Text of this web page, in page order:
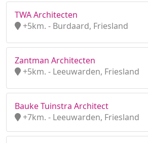
TWA Architecten
+5km. - Burdaard, Friesland
Zantman Architecten
+5km. - Leeuwarden, Friesland
Bauke Tuinstra Architect
+7km. - Leeuwarden, Friesland